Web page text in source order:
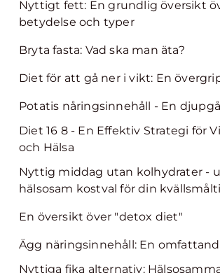
Nyttigt fett: En grundlig översikt
betydelse och typer
Bryta fasta: Vad ska man äta?
Diet för att gå ner i vikt: En
Potatis nåringsinnehåll - En
Diet 16 8 - En Effektiv Strategi för
och Hälsa
Nyttig middag utan kolhydrater -
hälsosam kostval för din
En översikt över "detox diet"
Ägg näringsinnehåll: En
Nyttiga fika alternativ: